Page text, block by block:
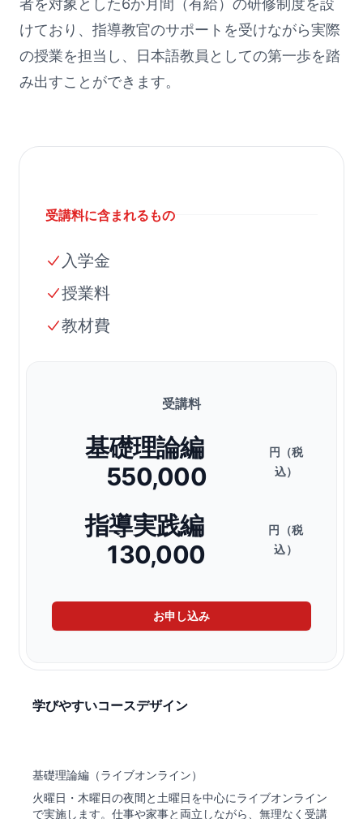
けており、指導教官のサポートを受けながら実際
の授業を担当し、日本語教員としての第一歩を踏
み出すことができます。
受講料に含まれるもの
入学金
授業料
教材費
受講料
基礎理論編
550,000
円（税
込）
指導実践編
130,000
円（税
込）
お申し込み
学びやすいコースデザイン
基礎理論編（ライブオンライン）
火曜日・木曜日の夜間と土曜日を中心にライブオンライン
で実施します。仕事や家事と両立しながら、無理なく受講